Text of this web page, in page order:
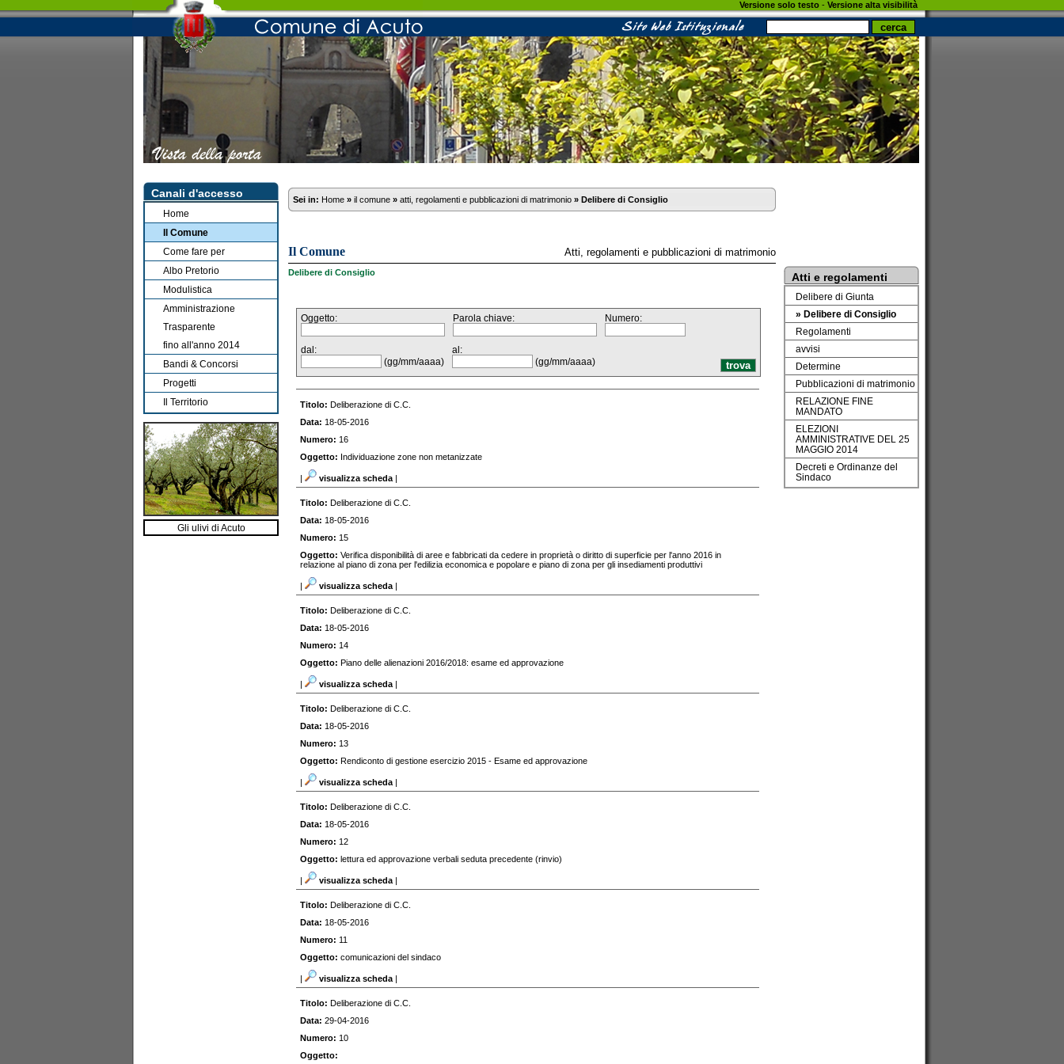
Versione solo testo - Versione alta visibilità
Canali d'accesso
Home
Il Comune
Come fare per
Albo Pretorio
Modulistica
Amministrazione
Trasparente
fino all'anno 2014
Bandi & Concorsi
Progetti
Il Territorio
Gli ulivi di Acuto
Atti e regolamenti
Delibere di Giunta
» Delibere di Consiglio
Regolamenti
avvisi
Determine
Pubblicazioni di matrimonio
RELAZIONE FINE
MANDATO
ELEZIONI
AMMINISTRATIVE DEL 25
MAGGIO 2014
Decreti e Ordinanze del
Sindaco
Sei in: Home » il comune » atti, regolamenti e pubblicazioni di matrimonio » Delibere di Consiglio
Il Comune Atti, regolamenti e pubblicazioni di matrimonio
Delibere di Consiglio
Oggetto: Parola chiave: Numero:
dal:
(gg/mm/aaaa)
al:
(gg/mm/aaaa)
Titolo: Deliberazione di C.C.
Data: 18-05-2016
Numero: 16
Oggetto: Individuazione zone non metanizzate
| visualizza scheda |
Titolo: Deliberazione di C.C.
Data: 18-05-2016
Numero: 15
Oggetto: Verifica disponibilità di aree e fabbricati da cedere in proprietà o diritto di superficie per l'anno 2016 in
relazione al piano di zona per l'edilizia economica e popolare e piano di zona per gli insediamenti produttivi
| visualizza scheda |
Titolo: Deliberazione di C.C.
Data: 18-05-2016
Numero: 14
Oggetto: Piano delle alienazioni 2016/2018: esame ed approvazione
| visualizza scheda |
Titolo: Deliberazione di C.C.
Data: 18-05-2016
Numero: 13
Oggetto: Rendiconto di gestione esercizio 2015 - Esame ed approvazione
| visualizza scheda |
Titolo: Deliberazione di C.C.
Data: 18-05-2016
Numero: 12
Oggetto: lettura ed approvazione verbali seduta precedente (rinvio)
| visualizza scheda |
Titolo: Deliberazione di C.C.
Data: 18-05-2016
Numero: 11
Oggetto: comunicazioni del sindaco
| visualizza scheda |
Titolo: Deliberazione di C.C.
Data: 29-04-2016
Numero: 10
Oggetto: